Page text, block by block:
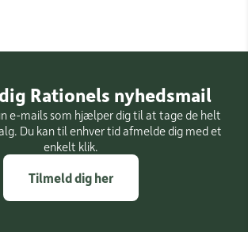
Rationels nyhedsmail
e-mails som hjælper dig til at tage de helt
Du kan til enhver tid afmelde dig med et
enkelt klik.
Tilmeld dig her